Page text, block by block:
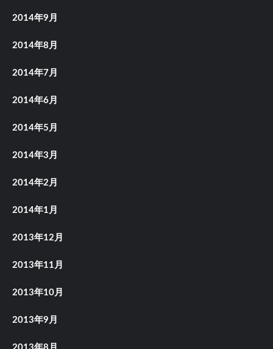
2014年9月
2014年8月
2014年7月
2014年6月
2014年5月
2014年3月
2014年2月
2014年1月
2013年12月
2013年11月
2013年10月
2013年9月